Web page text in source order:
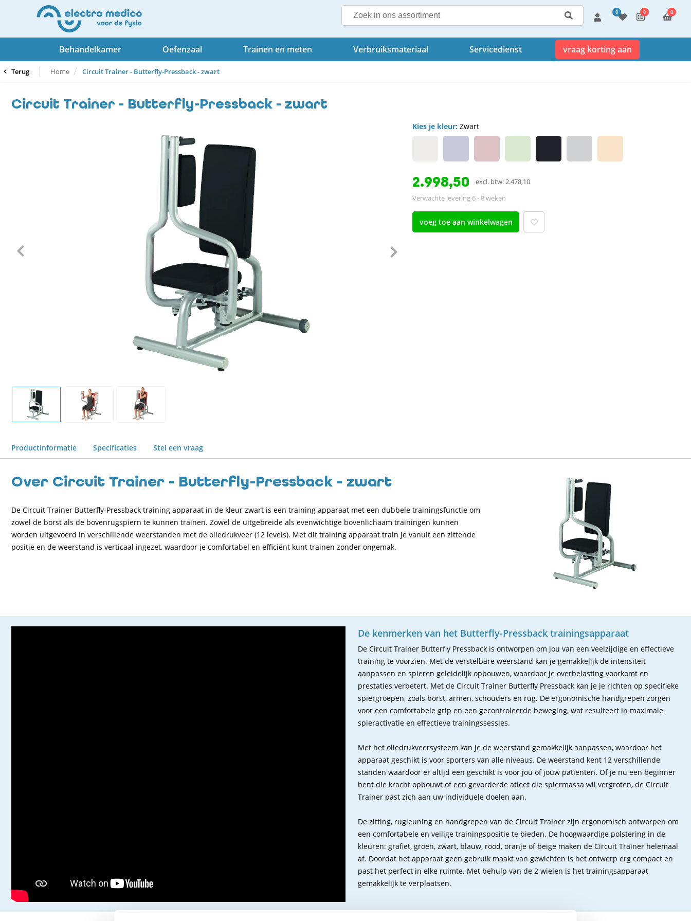
0 0 0
Behandelkamer Oefenzaal Trainen en meten Verbruiksmateriaal Servicedienst vraag korting aan
Terug Home Circuit Trainer - Butterfly-Pressback - zwart
Circuit Trainer - Butterfly-Pressback - zwart
Kies je kleur: Zwart
2.998,50
excl. btw: 2.478,10
Verwachte levering 6 - 8 weken
voeg toe aan winkelwagen
Productinformatie Specificaties Stel een vraag
Over Circuit Trainer - Butterfly-Pressback - zwart
De Circuit Trainer Butterfly-Pressback training apparaat in de kleur zwart is een training apparaat met een dubbele trainingsfunctie om
zowel de borst als de bovenrugspiern te kunnen trainen. Zowel de uitgebreide als evenwichtige bovenlichaam trainingen kunnen
worden uitgevoerd in verschillende weerstanden met de oliedrukveer (12 levels). Met dit training apparaat train je vanuit een zittende
positie en de weerstand is verticaal ingezet, waardoor je comfortabel en efficiënt kunt trainen zonder ongemak.
De kenmerken van het Butterfly-Pressback trainingsapparaat
De Circuit Trainer Butterfly Pressback is ontworpen om jou van een veelzijdige en effectieve
training te voorzien. Met de verstelbare weerstand kan je gemakkelijk de intensiteit
aanpassen en spieren geleidelijk opbouwen, waardoor je overbelasting voorkomt en
prestaties verbetert. Met de Circuit Trainer Butterfly Pressback kan je je richten op specifieke
spiergroepen, zoals borst, armen, schouders en rug. De ergonomische handgrepen zorgen
voor een comfortabele grip en een gecontroleerde beweging, wat resulteert in maximale
spieractivatie en effectieve trainingssessies.
Met het oliedrukveersysteem kan je de weerstand gemakkelijk aanpassen, waardoor het
apparaat geschikt is voor sporters van alle niveaus. De weerstand kent 12 verschillende
standen waardoor er altijd een geschikt is voor jou of jouw patiënten. Of je nu een beginner
bent die kracht opbouwt of een gevorderde atleet die spiermassa wil vergroten, de Circuit
Trainer past zich aan uw individuele doelen aan.
De zitting, rugleuning en handgrepen van de Circuit Trainer zijn ergonomisch ontworpen om
een comfortabele en veilige trainingspositie te bieden. De hoogwaardige polstering in de
kleuren: grafiet, groen, zwart, blauw, rood, oranje of beige maken de Circuit Trainer helemaal
af. Doordat het apparaat geen gebruik maakt van gewichten is het ontwerp erg compact en
past het perfect in elke ruimte. Met behulp van de 2 wielen is het trainingsapparaat
gemakkelijk te verplaatsen.